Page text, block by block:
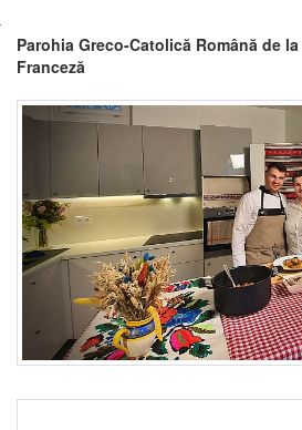
Parohia Greco-Catolică Română de
Franceză